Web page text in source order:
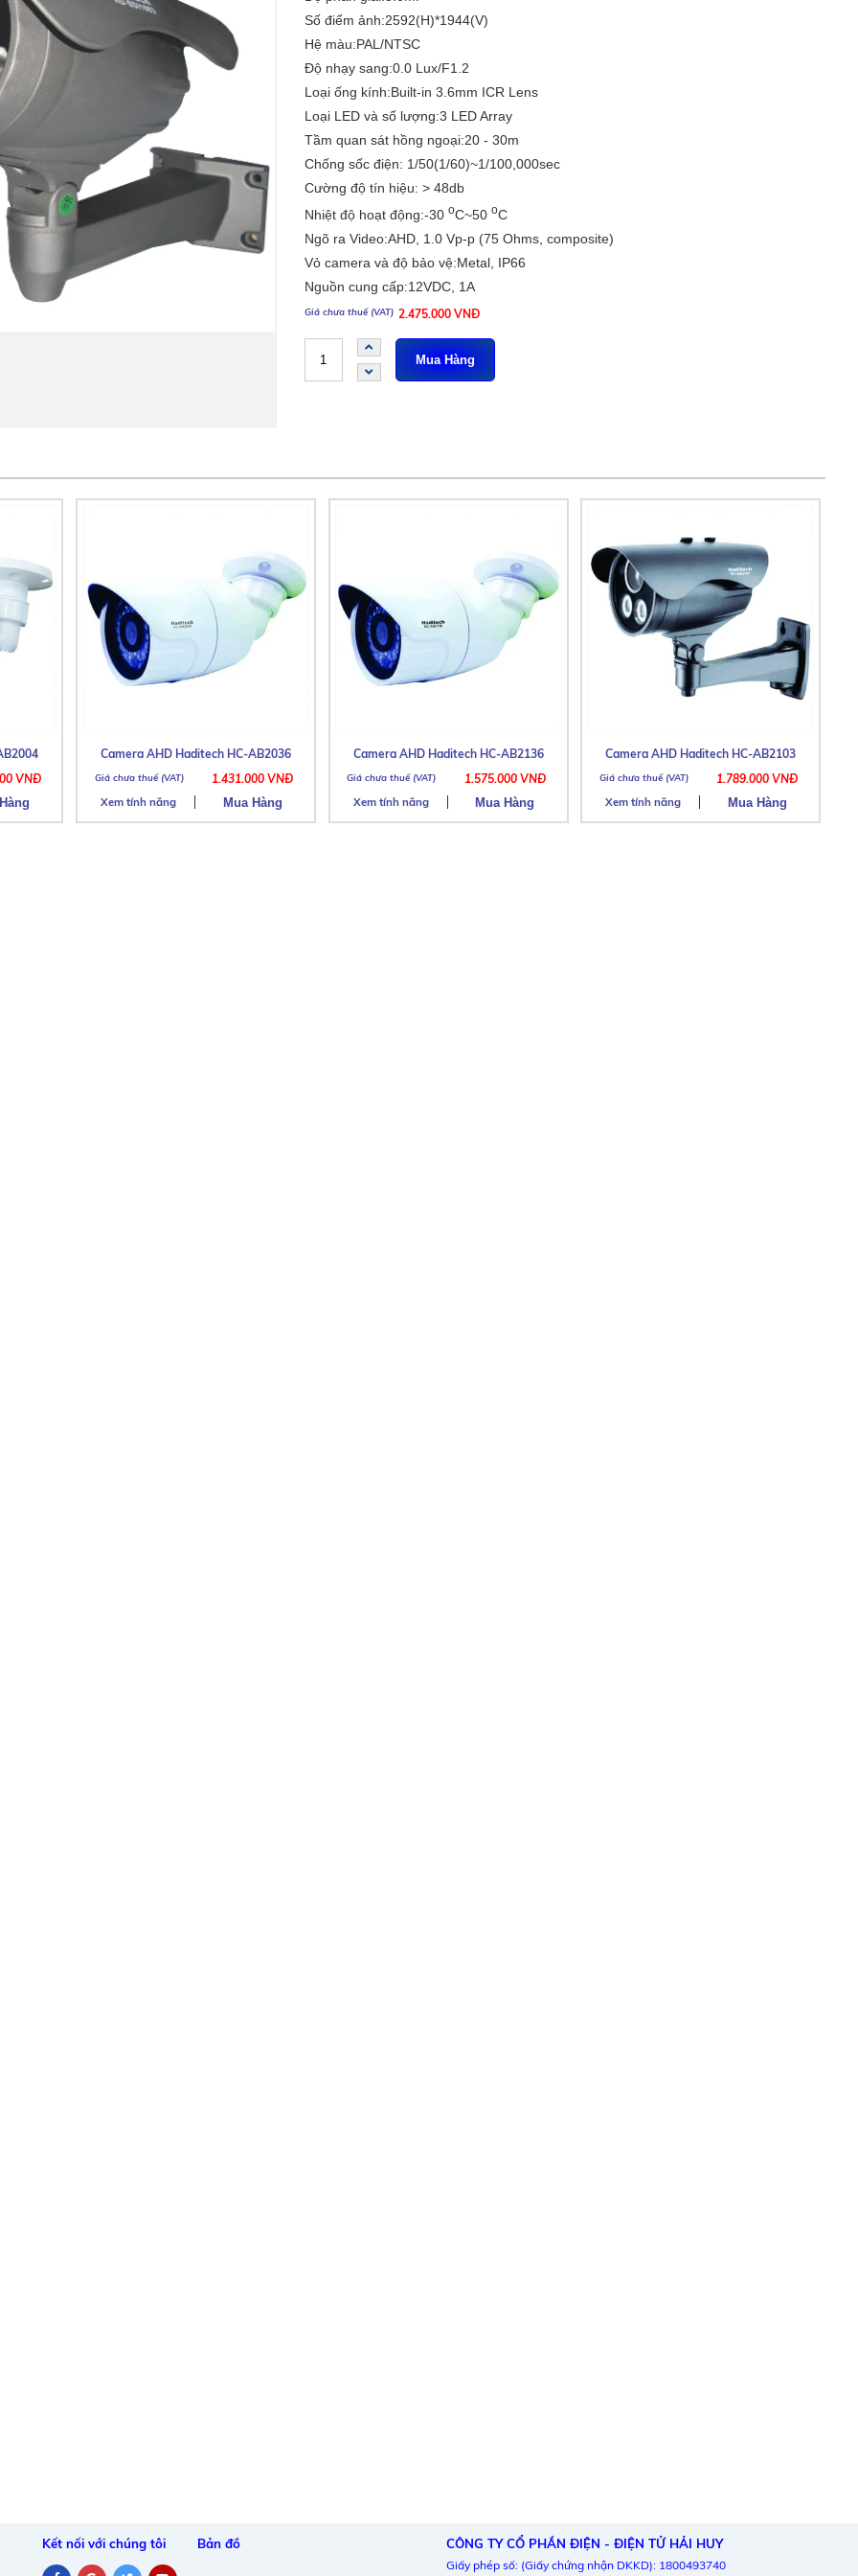
Số điểm ảnh:2592(H)*1944(V)
Hệ màu:PAL/NTSC
Độ nhạy sang:0.0 Lux/F1.2
Loại ống kính:Built-in 3.6mm ICR Lens
Loại LED và số lượng:3 LED Array
Tầm quan sát hồng ngoại:20 - 30m
Chống sốc điện: 1/50(1/60)~1/100,000sec
Cường độ tín hiệu: > 48db
Nhiệt độ hoạt động:-30 oC~50 oC
Ngõ ra Video:AHD, 1.0 Vp-p (75 Ohms, composite)
Vỏ camera và độ bảo vệ:Metal, IP66
Nguồn cung cấp:12VDC, 1A
2.475.000 VNĐ
VNĐ
Camera AHD Haditech HC-AB2036
1.431.000 VNĐ
Xem tính năng
Camera AHD Haditech HC-AB2136
1.575.000 VNĐ
Xem tính năng
Camera AHD Haditech HC-AB2103
1.789.000 VNĐ
Xem tính năng
Kết nối với chúng tôi Bản đồ CÔNG TY CỔ PHẦN ĐIỆN - ĐIỆN TỬ HẢI HUY
Giấy phép số: (Giấy chứng nhận DKKD): 1800493740